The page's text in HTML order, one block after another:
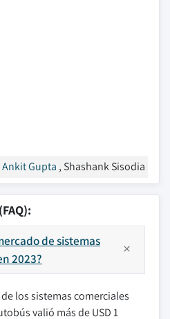
Ankit Gupta , Shashank Sisodia
de sistemas
2023?
los sistemas comerciales
valió más de USD 1